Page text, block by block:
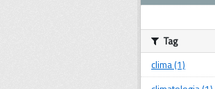
Tag
clima (1)